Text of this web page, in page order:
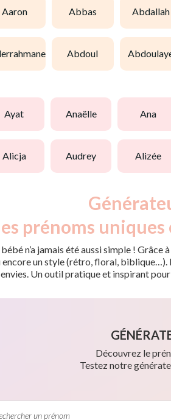
aaron abbas abdallah
abdoul
ayat anaëlle ana
alicja audrey alizée
prénoms
n’a jamais été aussi simple !
un style (rétro, floral,
Un outil pratique et inspirant
Découvrez le
Testez notre